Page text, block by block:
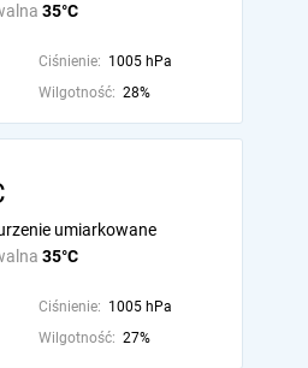
35°C
Ciśnienie: 1005 hPa
Wilgotność: 28%
35°C
umiarkowane
Ciśnienie: 1005 hPa
Wilgotność: 27%